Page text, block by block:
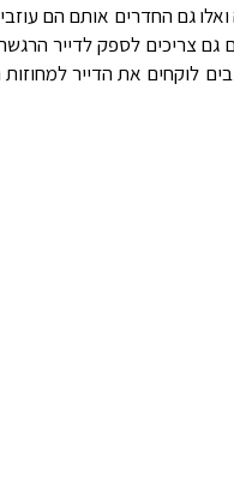
גם החדרים אותם הם
צריכים לספק לדייר
לוקחים את הדייר